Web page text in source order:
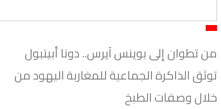
تطوان إلى بوينس آيرس.. دونا أبيتبول
الذاكرة الجماعية للمغاربة اليهود من
وصفات الطبخ